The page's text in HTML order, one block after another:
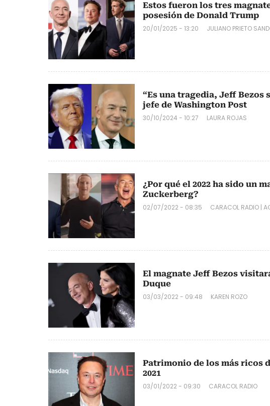
Estos fueron los tres
posesión de Donald Trump
20/01/2025 - 13:20 JULIANO PRIETO
“Es una tragedia, Jeff Bezos
jefe de Washington Post
30/10/2024 - 10:27 LAURA ROJAS
¿Por qué el 2022 ha sido un
Zuckerberg?
02/07/2022 - 08:35 CARACOL RADIO |
El magnate Jeff Bezos
Duque
03/03/2022 - 09:48 KAREN ROZO
Patrimonio de los más ricos
2021
03/01/2022 - 09:30 CARACOL RADIO